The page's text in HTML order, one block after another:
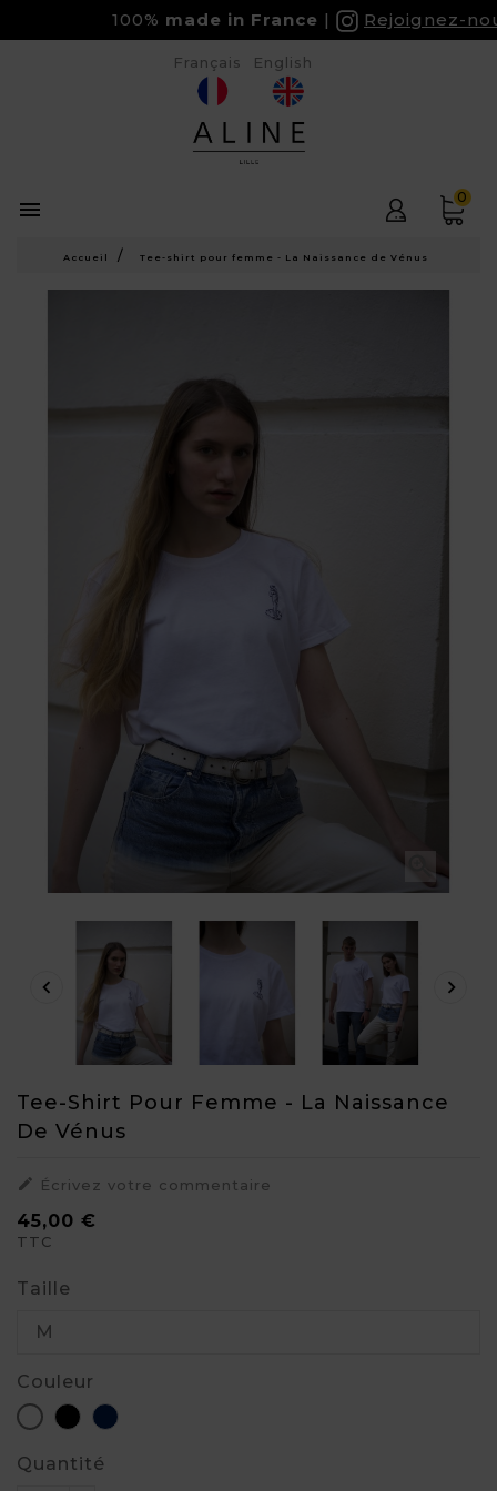
100%made in France Rejoignez-nous
 0
Français English
Accueil Tee-shirt pour femme - La Naissance de Vénus

 
Tee-Shirt Pour Femme - La Naissance
De Vénus
 Écrivez votre commentaire
45,00 €
TTC
Taille
Couleur
BlancNoirBleu
Quantité